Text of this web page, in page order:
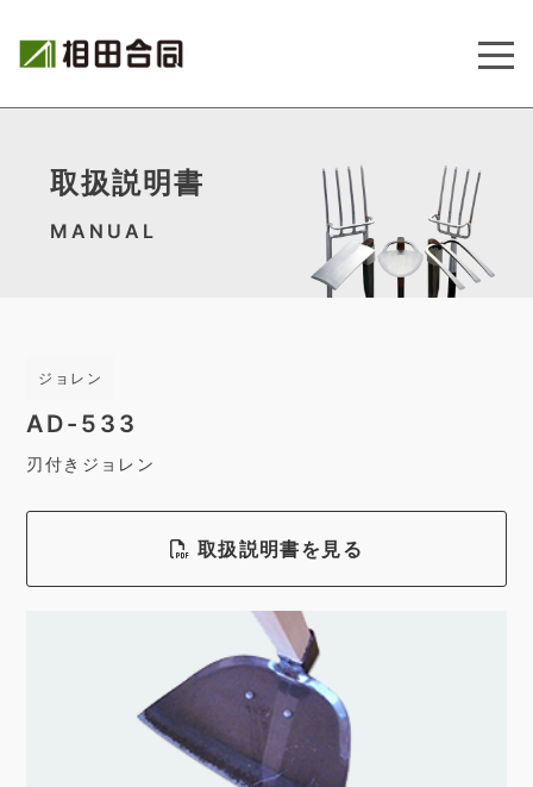
取扱説明書
MANUAL
ジョレン
AD-533
刃付きジョレン
取扱説明書を見る